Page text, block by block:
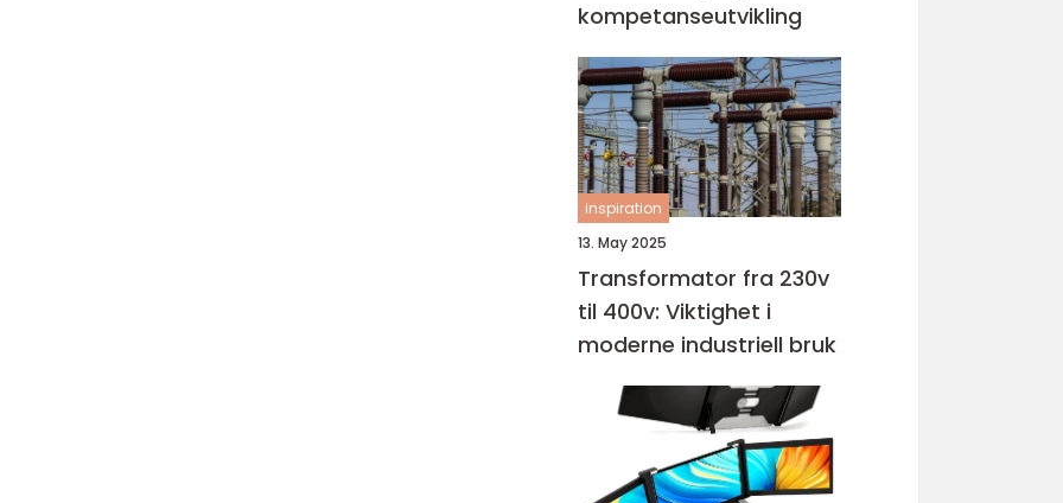
kompetanseutvikling
inspiration
13. May 2025
Transformator fra 230v
til 400v: Viktighet i
moderne industriell bruk